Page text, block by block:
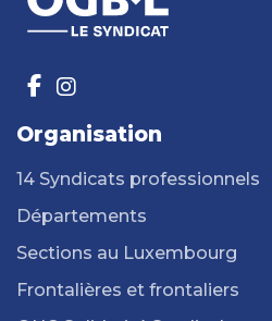
Organisation
14 Syndicats professionnels
Départements
Sections au Luxembourg
Frontalières et frontaliers